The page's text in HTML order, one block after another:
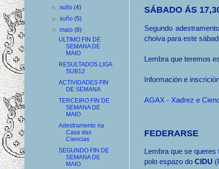
SÁBADO ÁS
Segundo
choiva para este
Lembra que teremos
Información e
AGAX - Xadrez e
FEDERARSE
Lembra que se
polo espazo do CIDU (
►xullo(4)
►xuño(5)
▼maio(8)
ULTIMO FIN DE
SEMANA DE
MAIO
RESULTADOS LIGA
SUB12
ACTIVIDADES FIN
DE SEMANA
TERCEIRO FIN DE
SEMANA DE
MAIO
Adestramento na
Casa das
Ciencias
SEGUNDO FIN DE
SEMANA DE
MAIO